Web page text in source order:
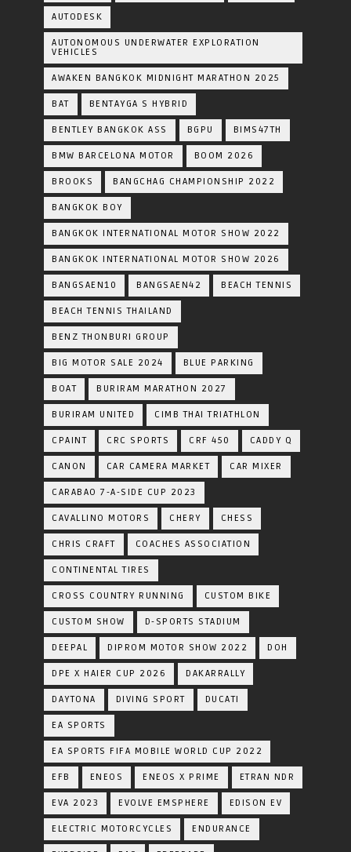
AUTODESK
AUTONOMOUS UNDERWATER EXPLORATION
VEHICLES
AWAKEN BANGKOK MIDNIGHT MARATHON 2025
BAT BENTAYGA S HYBRID
BENTLEY BANGKOK ASS BGPU BIMS47TH
BMW BARCELONA MOTOR BOOM 2026
BROOKS BANGCHAG CHAMPIONSHIP 2022
BANGKOK BOY
BANGKOK INTERNATIONAL MOTOR SHOW 2022
BANGKOK INTERNATIONAL MOTOR SHOW 2026
BANGSAEN10 BANGSAEN42 BEACH TENNIS
BEACH TENNIS THAILAND
BENZ THONBURI GROUP
BIG MOTOR SALE 2024 BLUE PARKING
BOAT BURIRAM MARATHON 2027
BURIRAM UNITED CIMB THAI TRIATHLON
CPAINT CRC SPORTS CRF 450 CADDY Q
CANON CAR CAMERA MARKET CAR MIXER
CARABAO 7-A-SIDE CUP 2023
CAVALLINO MOTORS CHERY CHESS
CHRIS CRAFT COACHES ASSOCIATION
CONTINENTAL TIRES
CROSS COUNTRY RUNNING CUSTOM BIKE
CUSTOM SHOW D-SPORTS STADIUM
DEEPAL DIPROM MOTOR SHOW 2022 DOH
DPE X HAIER CUP 2026 DAKARRALLY
DAYTONA DIVING SPORT DUCATI
EA SPORTS
EA SPORTS FIFA MOBILE WORLD CUP 2022
EFB ENEOS ENEOS X PRIME ETRAN NDR
EVA 2023 EVOLVE EMSPHERE EDISON EV
ELECTRIC MOTORCYCLES ENDURANCE